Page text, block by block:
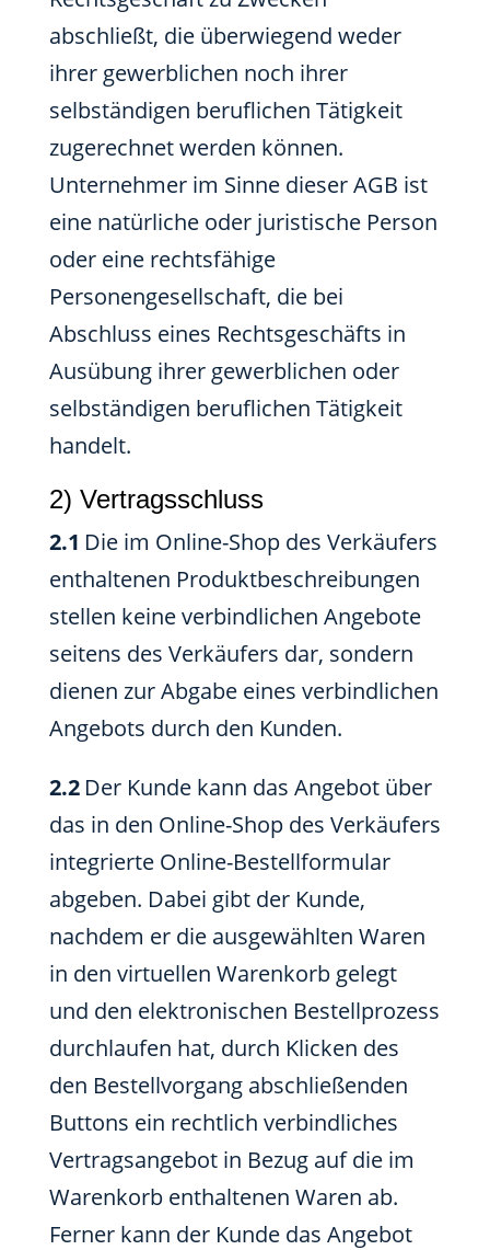
abschließt, die überwiegend weder
ihrer gewerblichen noch ihrer
selbständigen beruflichen Tätigkeit
zugerechnet werden können.
Unternehmer im Sinne dieser AGB ist
eine natürliche oder juristische Person
oder eine rechtsfähige
Personengesellschaft, die bei
Abschluss eines Rechtsgeschäfts in
Ausübung ihrer gewerblichen oder
selbständigen beruflichen Tätigkeit
handelt.
2) Vertragsschluss
2.1 Die im Online-Shop des Verkäufers
enthaltenen Produktbeschreibungen
stellen keine verbindlichen Angebote
seitens des Verkäufers dar, sondern
dienen zur Abgabe eines verbindlichen
Angebots durch den Kunden.
2.2 Der Kunde kann das Angebot über
das in den Online-Shop des Verkäufers
integrierte Online-Bestellformular
abgeben. Dabei gibt der Kunde,
nachdem er die ausgewählten Waren
in den virtuellen Warenkorb gelegt
und den elektronischen Bestellprozess
durchlaufen hat, durch Klicken des
den Bestellvorgang abschließenden
Buttons ein rechtlich verbindliches
Vertragsangebot in Bezug auf die im
Warenkorb enthaltenen Waren ab.
Ferner kann der Kunde das Angebot